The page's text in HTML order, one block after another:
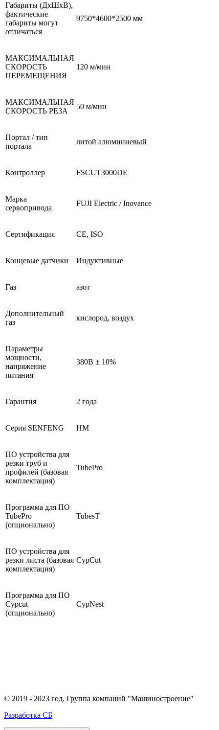
Габариты (ДхШхВ),
фактические
габариты могут
отличаться
9750*4600*2500 мм
МАКСИМАЛЬНАЯ
СКОРОСТЬ
ПЕРЕМЕЩЕНИЯ
120 м/мин
МАКСИМАЛЬНАЯ
СКОРОСТЬ РЕЗА
50 м/мин
Портал / тип
портала
литой алюминиевый
Контроллер FSCUT3000DE
Марка
сервопривода
FUJI Electric / Inovance
Сертификация CE, ISO
Концевые датчики Индуктивные
Газ азот
Дополнительный
газ
кислород, воздух
Параметры
мощности,
напряжение
питания
380В ± 10%
Гарантия 2 года
Серия SENFENG HM
ПО устройства для
резки труб и
профилей (базовая
комплектация)
TubePro
Программа для ПО
TubePro
(опционально)
TubesT
ПО устройства для
резки листа (базовая
комплектация)
CypCut
Программа для ПО
Cypcut
(опционально)
CypNest
© 2019 - 2023 год. Группа компаний "Машиностроение"
Разработка СБ